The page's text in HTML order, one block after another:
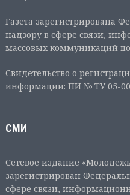
Газета зарегистрирована
надзору в сфере связи,
массовых коммуникаций по
Свидетельство о
информации: ПИ № ТУ 05-
СМИ
Сетевое издание
зарегистрирован
сфере связи,